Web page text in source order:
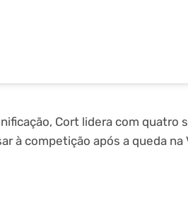
Cort lidera com quatro
à competição após a queda na